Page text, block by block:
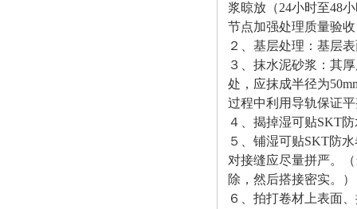
浆晾放（24小时至48
节点加强处理质量验收
２、基层处理：基层
３、抹水泥砂浆：其
处，应抹成半径为
过程中利用导轨保证
４、揭掉湿可贴SKT
５、铺湿可贴SKT防
对接缝应尽量拼严。
除，然后搭接密实。）
６、拍打卷材上表面